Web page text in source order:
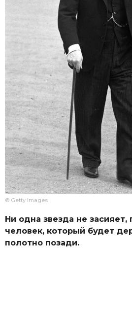
© Getty Images
Ни одна звезда не засияет,
человек, который будет
полотно позади.